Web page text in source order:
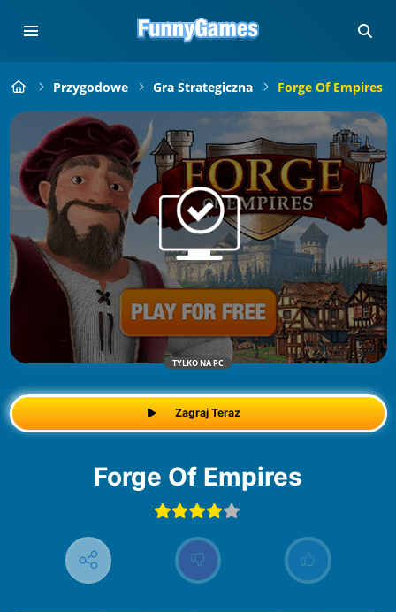
Przygodowe Gra Strategiczna Forge Of Empires
TYLKO NA PC
Zagraj Teraz
Forge Of Empires